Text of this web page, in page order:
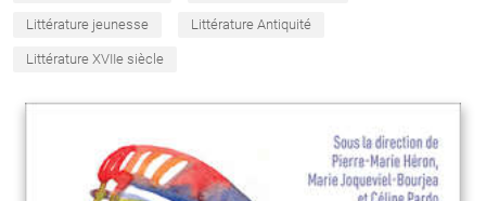
Littérature jeunesse Littérature Antiquité
Littérature XVIIe siècle